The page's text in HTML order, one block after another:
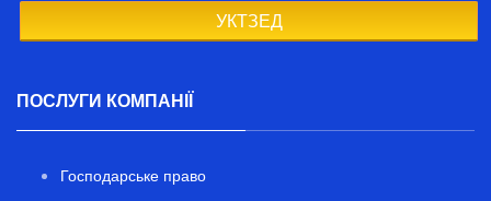
УКТЗЕД
ПОСЛУГИ КОМПАНІЇ
Господарське право